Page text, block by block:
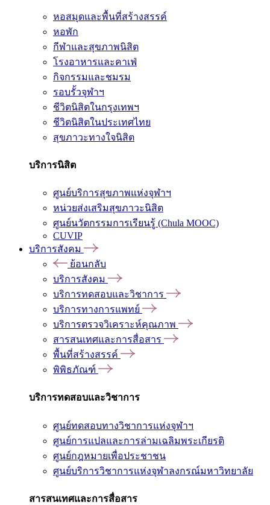
หอสมุดและพื้นที่สร้างสรรค์
หอพัก
กีฬาและสุขภาพนิสิต
โรงอาหารและคาเฟ่
กิจกรรมและชมรม
รอบรั้วจุฬาฯ
ชีวิตนิสิตในกรุงเทพฯ
ชีวิตนิสิตในประเทศไทย
สุขภาวะทางใจนิสิต
บริการนิสิต
ศูนย์บริการสุขภาพแห่งจุฬาฯ
หน่วยส่งเสริมสุขภาวะนิสิต
ศูนย์นวัตกรรมการเรียนรู้ (Chula MOOC)
CUVIP
บริการสังคม
ย้อนกลับ
บริการสังคม
บริการทดสอบและวิชาการ
บริการทางการแพทย์
บริการตรวจวิเคราะห์คุณภาพ
สารสนเทศและการสื่อสาร
พื้นที่สร้างสรรค์
พิพิธภัณฑ์
บริการทดสอบและวิชาการ
ศูนย์ทดสอบทางวิชาการแห่งจุฬาฯ
ศูนย์การแปลและการล่ามเฉลิมพระเกียรติ
ศูนย์กฎหมายเพื่อประชาชน
ศูนย์บริการวิชาการแห่งจุฬาลงกรณ์มหาวิทยาลัย
สารสนเทศและการสื่อสาร